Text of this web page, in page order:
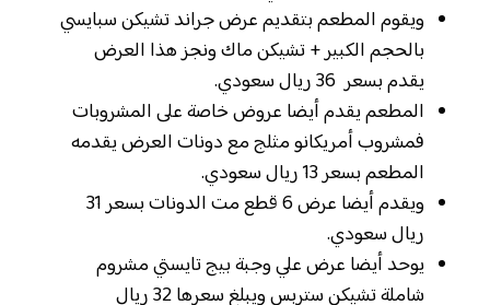
ويقوم المطعم بتقديم عرض جراند تشيكن سبايسي
بالحجم الكبير + تشيكن ماك ونجز هذا العرض
يقدم بسعر 36 ريال سعودي.
المطعم يقدم أيضا عروض خاصة على المشروبات
فمشروب أمريكانو مثلج مع دونات العرض يقدمه
المطعم بسعر 13 ريال سعودي.
ويقدم أيضا عرض 6 قطع مت الدونات بسعر 31
ريال سعودي.
يوحد أيضا عرض علي وجبة بيج تايستي مشروم
شاملة تشيكن ستربس ويبلغ سعرها 32 ريال